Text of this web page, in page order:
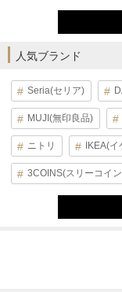
人気ブランド
Seria(セリア)
MUJI(無印良品)
ニトリ IKEA(イ
3COINS(スリーコイ